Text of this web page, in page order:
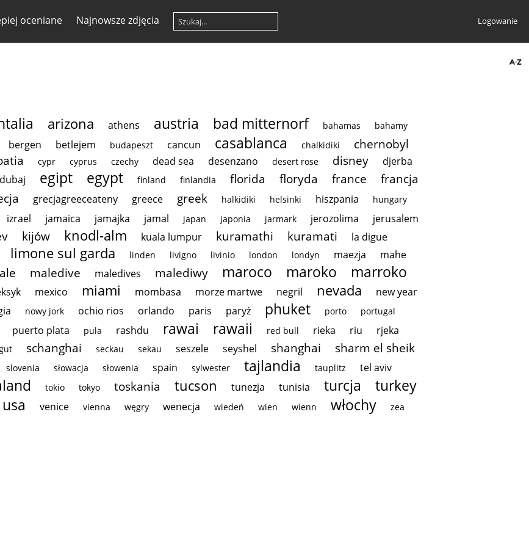
oceniane Najnowsze zdjęcia Logowanie
arizona athens austria bad mitternorf bahamas
bahamy
bergen betlejem budapeszt cancun casablanca chalkidiki
chernobyl
cypr cyprus czechy dead sea desenzano desert rose disney
djerba
dubaj egipt egypt finland finlandia florida floryda france francja
grecjagreeceateny greece greek halkidiki helsinki hiszpania
hungary
izrael jamaica jamajka jamal japan japonia jarmark jerozolima
jerusalem
kijów knodl-alm kuala lumpur kuramathi kuramati la digue
limone sul garda linden livigno livinio london londyn maezja mahe
maledive maledives malediwy maroco maroko marroko
mexico miami mombasa morze martwe negril nevada new year
nowy jork ochio rios orlando paris paryż phuket porto
portugal
puerto plata pula rashdu rawai rawaii red bull rieka riu rjeka
schanghai seckau sekau seszele seyshel shanghai sharm el sheik
slovenia słowacja słowenia spain sylwester tajlandia tauplitz tel aviv
tokio tokyo toskania tucson tunezja tunisia turcja turkey
usa venice vienna węgry wenecja wiedeń wien wienn włochy zea